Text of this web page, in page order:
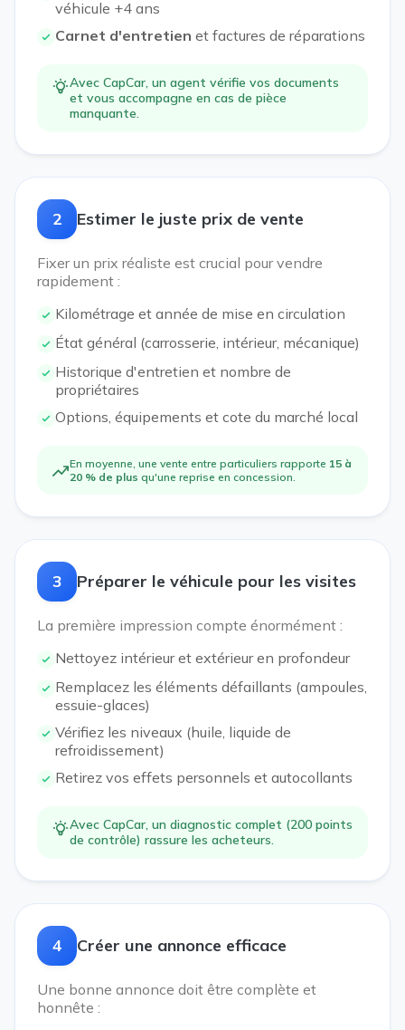
véhicule +4 ans
Carnet d'entretien et factures de réparations
Avec CapCar, un agent vérifie vos documents
et vous accompagne en cas de pièce
manquante.
2 Estimer le juste prix de vente
Fixer un prix réaliste est crucial pour vendre
rapidement :
Kilométrage et année de mise en circulation
État général (carrosserie, intérieur, mécanique)
Historique d'entretien et nombre de
propriétaires
Options, équipements et cote du marché local
En moyenne, une vente entre particuliers rapporte 15 à
20 % de plus qu'une reprise en concession.
3 Préparer le véhicule pour les visites
La première impression compte énormément :
Nettoyez intérieur et extérieur en profondeur
Remplacez les éléments défaillants (ampoules,
essuie-glaces)
Vérifiez les niveaux (huile, liquide de
refroidissement)
Retirez vos effets personnels et autocollants
Avec CapCar, un diagnostic complet (200 points
de contrôle) rassure les acheteurs.
4 Créer une annonce efficace
Une bonne annonce doit être complète et
honnête :